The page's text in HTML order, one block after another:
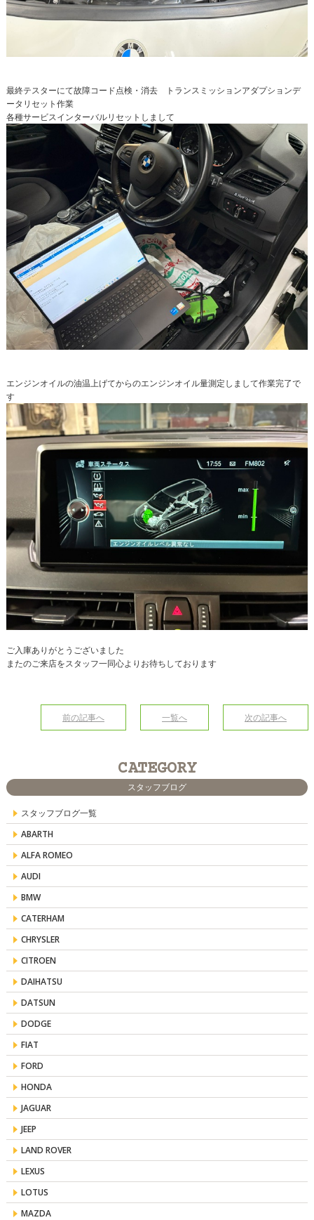
最終テスターにて故障コード点検・消去 トランスミッションアダプションデ
ータリセット作業
各種サービスインターバルリセットしまして
エンジンオイルの油温上げてからのエンジンオイル量測定しまして作業完了で
す
ご入庫ありがとうございました
またのご来店をスタッフ一同心よりお待ちしております
前の記事へ 一覧へ 次の記事へ
CATEGORY
スタッフブログ
スタッフブログ一覧
ABARTH
ALFA ROMEO
AUDI
BMW
CATERHAM
CHRYSLER
CITROEN
DAIHATSU
DATSUN
DODGE
FIAT
FORD
HONDA
JAGUAR
JEEP
LAND ROVER
LEXUS
LOTUS
MAZDA